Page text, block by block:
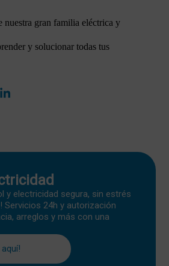
nuestra gran familia eléctrica y
y solucionar todas tus
y electricidad segura, sin estrés
Servicios 24h y autorización
arreglos y más con una
aquí!